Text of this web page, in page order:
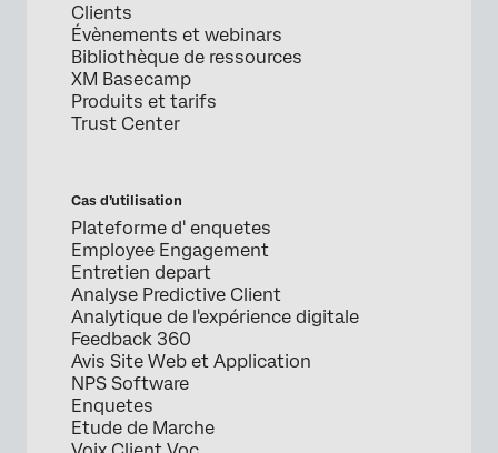
Clients
Évènements et webinars
Bibliothèque de ressources
XM Basecamp
Produits et tarifs
Trust Center
Cas d’utilisation
Plateforme d' enquetes
Employee Engagement
Entretien depart
Analyse Predictive Client
Analytique de l'expérience digitale
Feedback 360
Avis Site Web et Application
NPS Software
Enquetes
Etude de Marche